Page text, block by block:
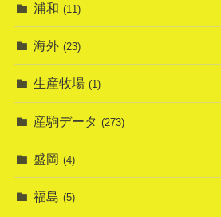
浦和 (11)
海外 (23)
生産牧場 (1)
産駒データ (273)
盛岡 (4)
福島 (5)